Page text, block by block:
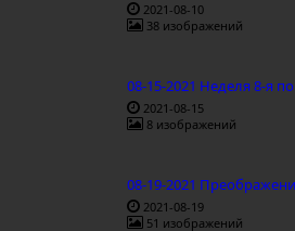
2021-08-10
38 изображений
08-15-2021 Неделя 8-я
2021-08-15
8 изображений
08-19-2021
2021-08-19
51 изображений